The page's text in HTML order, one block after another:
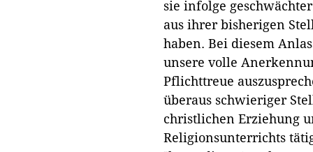
sie infolge
aus ihrer bisherigen
haben. Bei diesem
unsere volle
Pflichttreue
überaus schwieriger
christlichen Erziehung
Religionsunterrichts